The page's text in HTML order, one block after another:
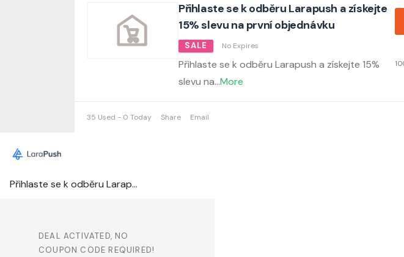
Přihlaste se k odběru Larapush a získejte
15% slevu na první objednávku
SALE No Expires
Přihlaste se k odběru Larapush a získejte 15%
slevu na...More
35 Used - 0 Today Share Email
Přihlaste se k odběru Larapush a získejte 15% slevu na první objednávku
DEAL ACTIVATED, NO
COUPON CODE REQUIRED!